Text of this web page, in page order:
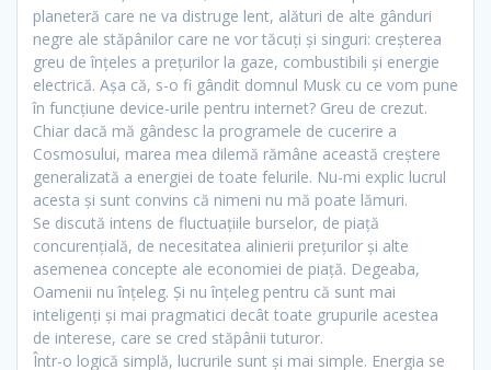
planeteră care ne va distruge lent, alături de alte gânduri
negre ale stăpânilor care ne vor tăcuţi şi singuri: creşterea
greu de înţeles a preţurilor la gaze, combustibili şi energie
electrică. Aşa că, s-o fi gândit domnul Musk cu ce vom pune
în funcţiune device-urile pentru internet? Greu de crezut.
Chiar dacă mă gândesc la programele de cucerire a
Cosmosului, marea mea dilemă rămâne această creştere
generalizată a energiei de toate felurile. Nu-mi explic lucrul
acesta şi sunt convins că nimeni nu mă poate lămuri.
Se discută intens de fluctuaţiile burselor, de piaţă
concurenţială, de necesitatea alinierii preţurilor şi alte
asemenea concepte ale economiei de piaţă. Degeaba,
Oamenii nu înţeleg. Şi nu înţeleg pentru că sunt mai
inteligenţi şi mai pragmatici decât toate grupurile acestea
de interese, care se cred stăpânii tuturor.
Într-o logică simplă, lucrurile sunt şi mai simple. Energia se